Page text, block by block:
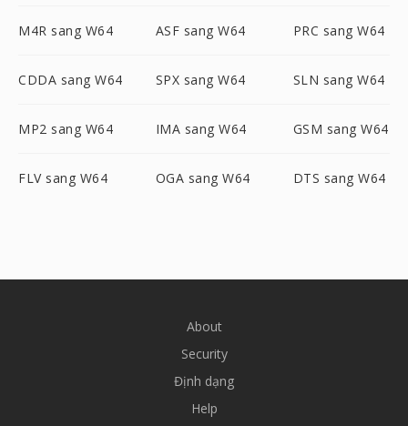
M4R sang W64 ASF sang W64 PRC sang W64
CDDA sang W64 SPX sang W64 SLN sang W64
MP2 sang W64 IMA sang W64 GSM sang W64
FLV sang W64 OGA sang W64 DTS sang W64
About
Security
Định dạng
Help